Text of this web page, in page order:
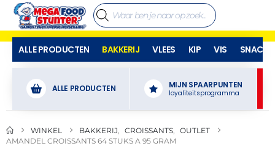
ALLE PRODUCTEN BAKKERIJ VLEES KIP VIS SNACKS
ALLE PRODUCTEN MIJN SPAARPUNTEN
loyaliteitsprogramma
WINKEL BAKKERIJ CROISSANTS
OUTLET
AMANDEL CROISSANTS 64 STUKS A 95 GRAM